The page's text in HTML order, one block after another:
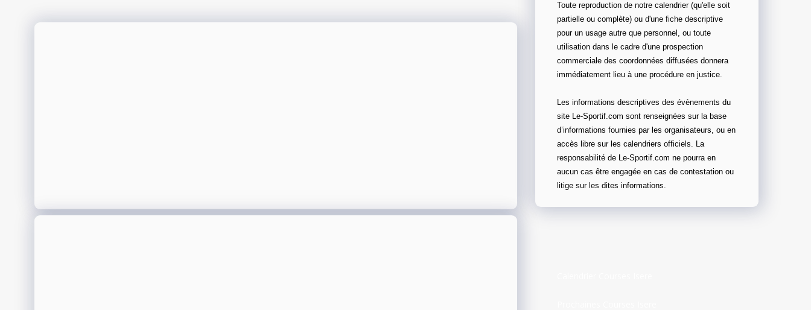
Toute reproduction de notre calendrier (qu'elle soit
partielle ou complète) ou d'une fiche descriptive
pour un usage autre que personnel, ou toute
utilisation dans le cadre d'une prospection
commerciale des coordonnées diffusées donnera
immédiatement lieu à une procédure en justice.
Les informations descriptives des évènements du
site Le-Sportif.com sont renseignées sur la base
d’informations fournies par les organisateurs, ou en
accès libre sur les calendriers officiels. La
responsabilité de Le-Sportif.com ne pourra en
aucun cas être engagée en cas de contestation ou
litige sur les dites informations.